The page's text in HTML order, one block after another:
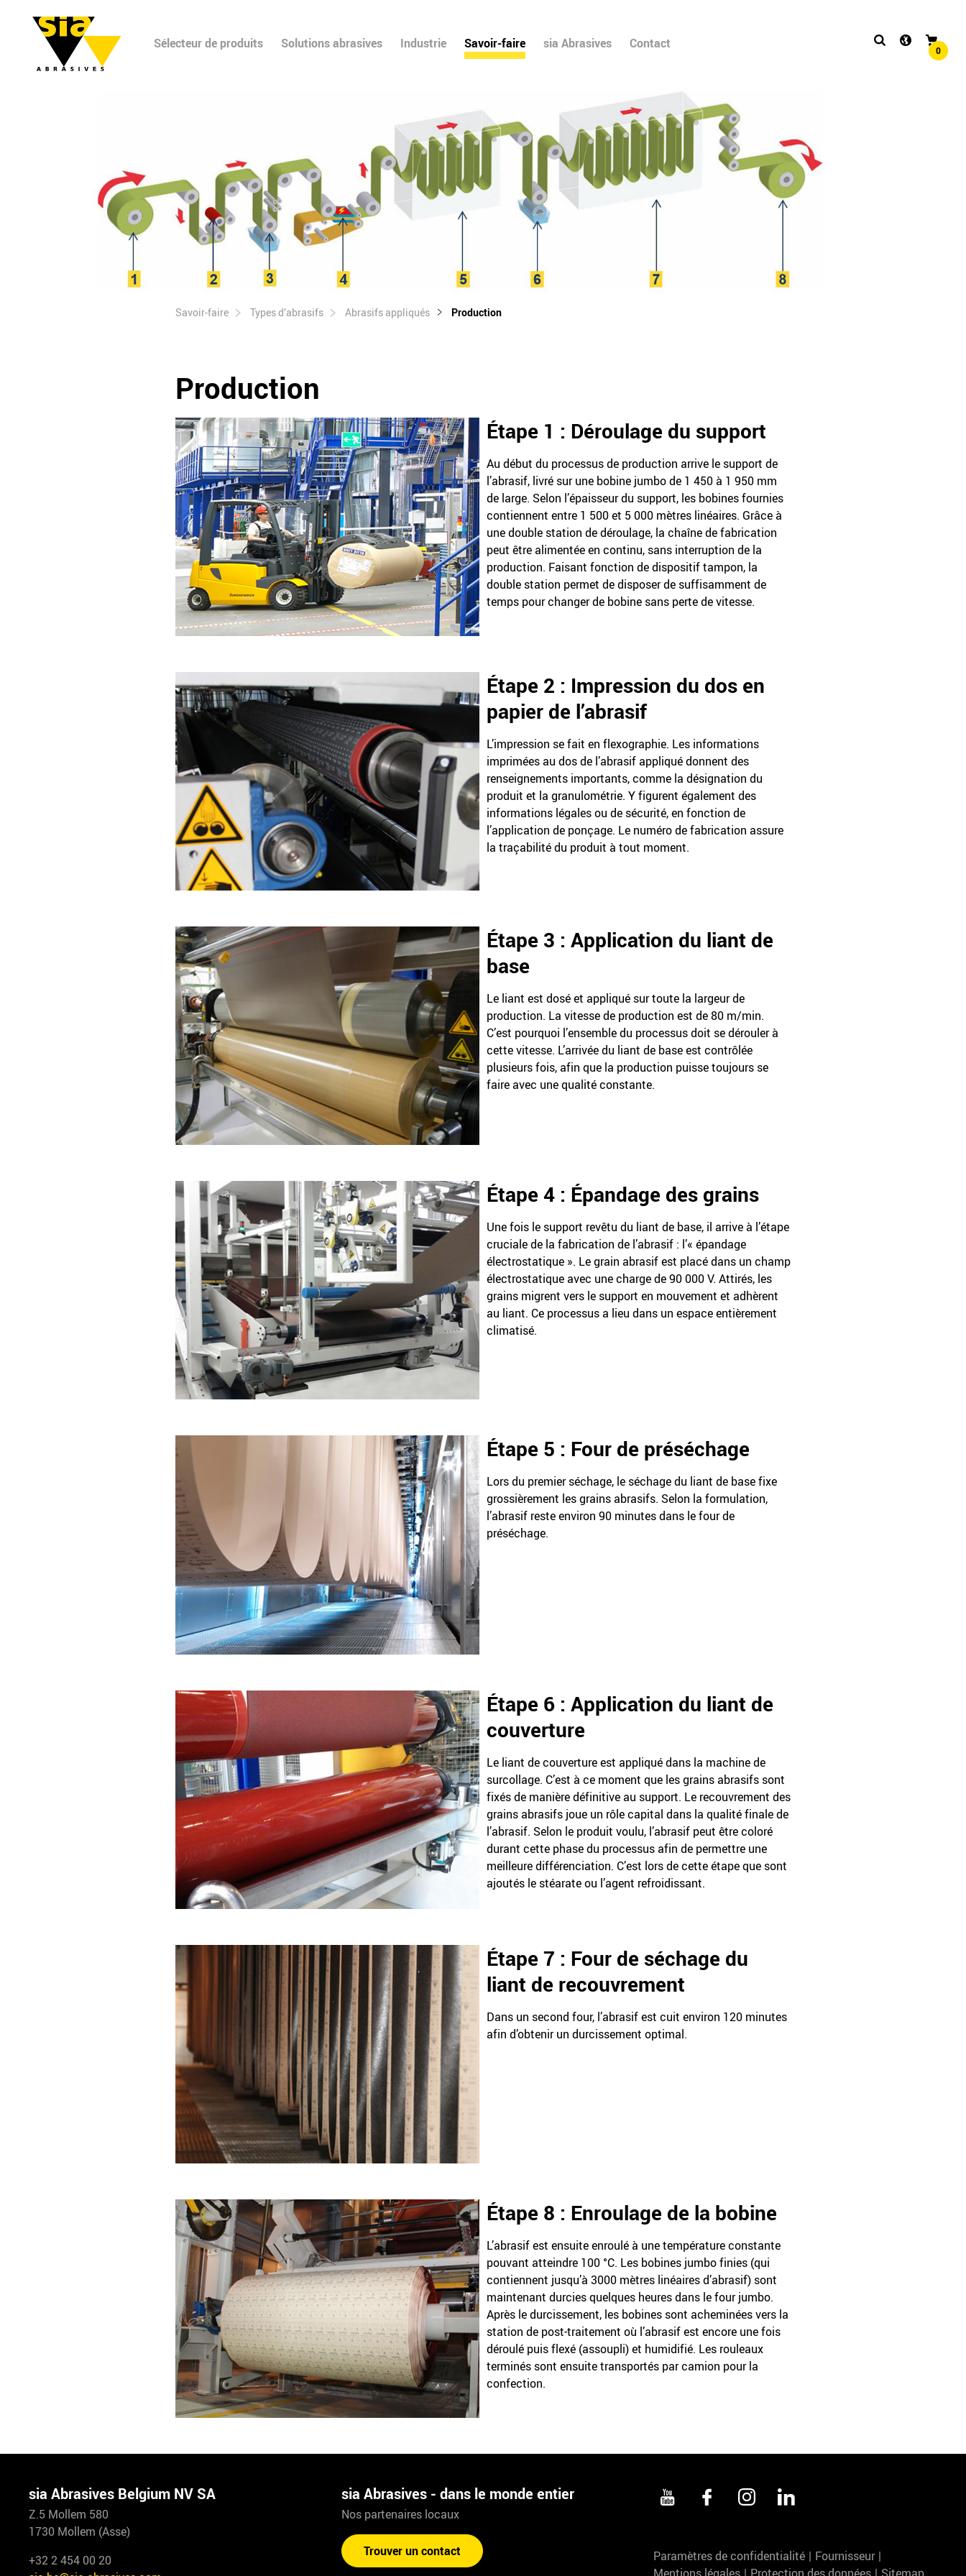
Sélecteur de produits Solutions abrasives Industrie Savoir-faire sia Abrasives Contact 0
Savoir-faire Types d’abrasifs Abrasifs appliqués Production
Production
Étape 1 : Déroulage du support
Au début du processus de production arrive le support de
l’abrasif, livré sur une bobine jumbo de 1 450 à 1 950 mm
de large. Selon l’épaisseur du support, les bobines fournies
contiennent entre 1 500 et 5 000 mètres linéaires. Grâce à
une double station de déroulage, la chaîne de fabrication
peut être alimentée en continu, sans interruption de la
production. Faisant fonction de dispositif tampon, la
double station permet de disposer de suffisamment de
temps pour changer de bobine sans perte de vitesse.
Étape 2 : Impression du dos en
papier de l’abrasif
L’impression se fait en flexographie. Les informations
imprimées au dos de l’abrasif appliqué donnent des
renseignements importants, comme la désignation du
produit et la granulométrie. Y figurent également des
informations légales ou de sécurité, en fonction de
l’application de ponçage. Le numéro de fabrication assure
la traçabilité du produit à tout moment.
Étape 3 : Application du liant de
base
Le liant est dosé et appliqué sur toute la largeur de
production. La vitesse de production est de 80 m/min.
C’est pourquoi l’ensemble du processus doit se dérouler à
cette vitesse. L’arrivée du liant de base est contrôlée
plusieurs fois, afin que la production puisse toujours se
faire avec une qualité constante.
Étape 4 : Épandage des grains
Une fois le support revêtu du liant de base, il arrive à l’étape
cruciale de la fabrication de l’abrasif : l’« épandage
électrostatique ». Le grain abrasif est placé dans un champ
électrostatique avec une charge de 90 000 V. Attirés, les
grains migrent vers le support en mouvement et adhèrent
au liant. Ce processus a lieu dans un espace entièrement
climatisé.
Étape 5 : Four de préséchage
Lors du premier séchage, le séchage du liant de base fixe
grossièrement les grains abrasifs. Selon la formulation,
l’abrasif reste environ 90 minutes dans le four de
préséchage.
Étape 6 : Application du liant de
couverture
Le liant de couverture est appliqué dans la machine de
surcollage. C’est à ce moment que les grains abrasifs sont
fixés de manière définitive au support. Le recouvrement des
grains abrasifs joue un rôle capital dans la qualité finale de
l’abrasif. Selon le produit voulu, l’abrasif peut être coloré
durant cette phase du processus afin de permettre une
meilleure différenciation. C’est lors de cette étape que sont
ajoutés le stéarate ou l’agent refroidissant.
Étape 7 : Four de séchage du
liant de recouvrement
Dans un second four, l’abrasif est cuit environ 120 minutes
afin d’obtenir un durcissement optimal.
Étape 8 : Enroulage de la bobine
L’abrasif est ensuite enroulé à une température constante
pouvant atteindre 100 °C. Les bobines jumbo finies (qui
contiennent jusqu’à 3000 mètres linéaires d’abrasif) sont
maintenant durcies quelques heures dans le four jumbo.
Après le durcissement, les bobines sont acheminées vers la
station de post-traitement où l’abrasif est encore une fois
déroulé puis flexé (assoupli) et humidifié. Les rouleaux
terminés sont ensuite transportés par camion pour la
confection.
sia Abrasives Belgium NV SA
Z.5 Mollem 580
1730 Mollem (Asse)
+32 2 454 00 20
sia Abrasives - dans le monde entier
Nos partenaires locaux
Trouver un contact Paramètres de confidentialité
Fournisseur